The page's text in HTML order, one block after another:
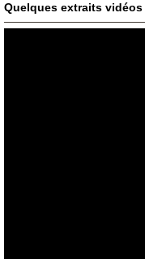
Quelques extraits vidéos